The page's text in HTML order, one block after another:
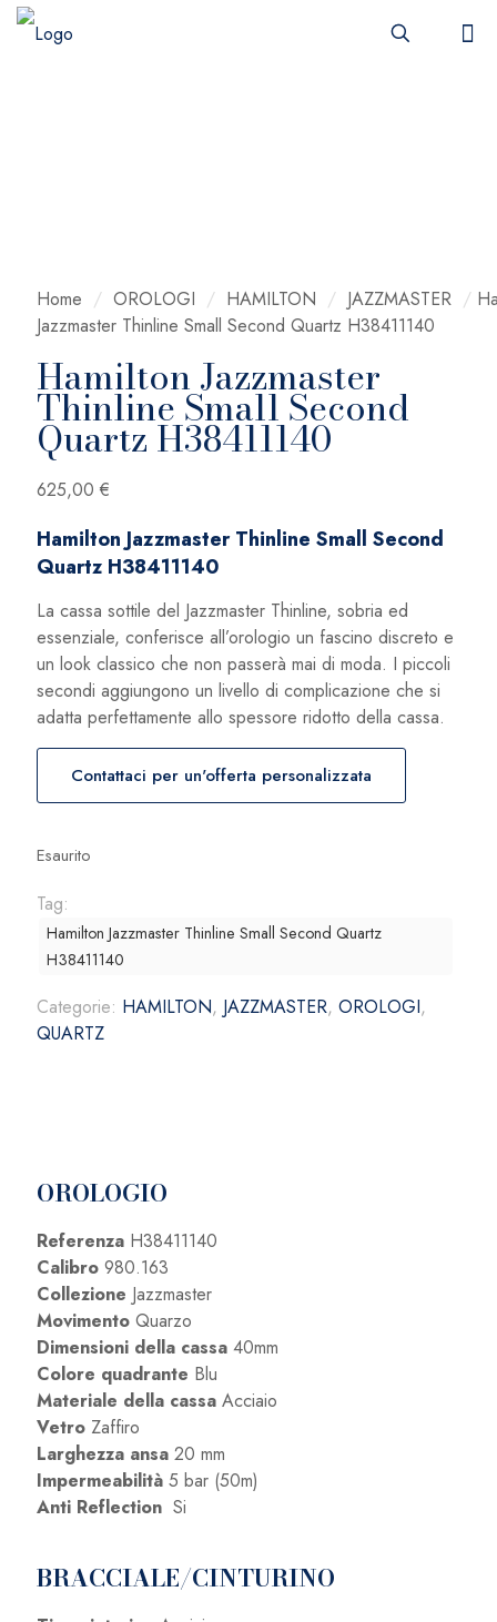
Home / OROLOGI / HAMILTON / JAZZMASTER /
Jazzmaster Thinline Small Second Quartz H38411140
Hamilton Jazzmaster
Thinline Small Second
Quartz H38411140
625,00 €
Hamilton Jazzmaster Thinline Small Second
Quartz H38411140
La cassa sottile del Jazzmaster Thinline, sobria ed
essenziale, conferisce all’orologio un fascino discreto e
un look classico che non passerà mai di moda. I piccoli
secondi aggiungono un livello di complicazione che si
adatta perfettamente allo spessore ridotto della cassa.
Contattaci per un'offerta personalizzata
Esaurito
Tag:
Hamilton Jazzmaster Thinline Small Second Quartz
H38411140
Categorie: HAMILTON, JAZZMASTER, OROLOGI,
QUARTZ
OROLOGIO
Referenza H38411140
Calibro 980.163
Collezione Jazzmaster
Movimento Quarzo
Dimensioni della cassa 40mm
Colore quadrante Blu
Materiale della cassa Acciaio
Vetro Zaffiro
Larghezza ansa 20 mm
Impermeabilità 5 bar (50m)
Anti Reflection Si
BRACCIALE/CINTURINO